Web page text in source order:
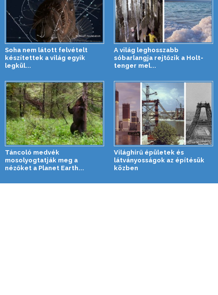
Soha nem látott felvételt
készítettek a világ egyik
legkül...
A világ leghosszabb
sóbarlangja rejtőzik a Holt-
tenger mel...
Táncoló medvék
mosolyogtatják meg a
nézőket a Planet Earth...
Világhírű épületek és
látványosságok az építésük
közben